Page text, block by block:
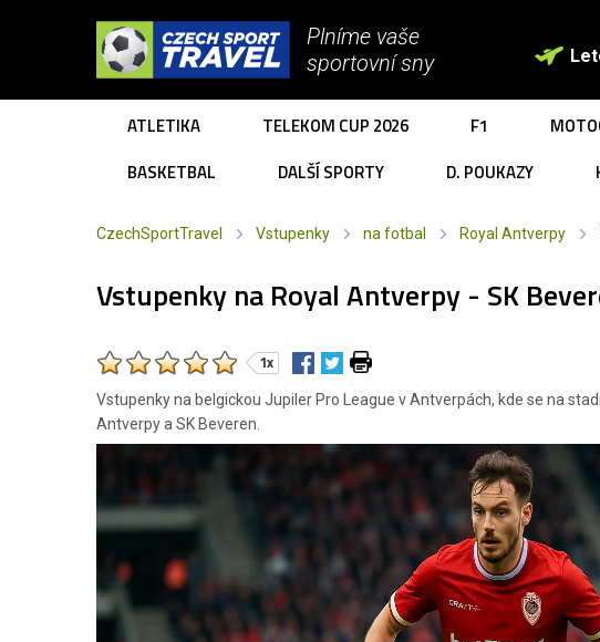
Plníme vaše
sportovní sny
ATLETIKA TELEKOM CUP 2026 F1
BASKETBAL
DALŠÍ SPORTY D. POUKAZY
CzechSportTravel Vstupenky na fotbal Royal Antverpy
Vstupenky na Royal Antverpy - SK
1x
Vstupenky na belgickou Jupiler Pro League v Antverpách, kde se na
Antverpy a SK Beveren.